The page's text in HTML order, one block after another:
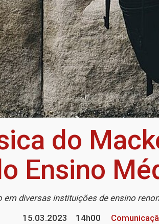
do
Ensino
diversas instituições de ensino
15.03.2023
14h00